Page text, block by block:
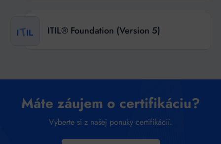
ITIL® Foundation (Version 5)
Máte záujem o certifikáciu?
Vyberte si z našej ponuky certifikácií.